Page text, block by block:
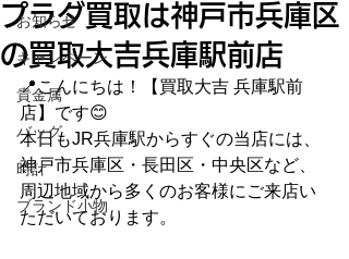
お知らせ
キャンペーン
貴金属
バッグ
時計
ブランド小物
プラダ買取は神戸市兵庫区
の買取大吉兵庫駅前店
📍こんにちは！【買取大吉 兵庫駅前
店】です😊
本日もJR兵庫駅からすぐの当店には、
神戸市兵庫区・長田区・中央区など、
周辺地域から多くのお客様にご来店い
ただいております。